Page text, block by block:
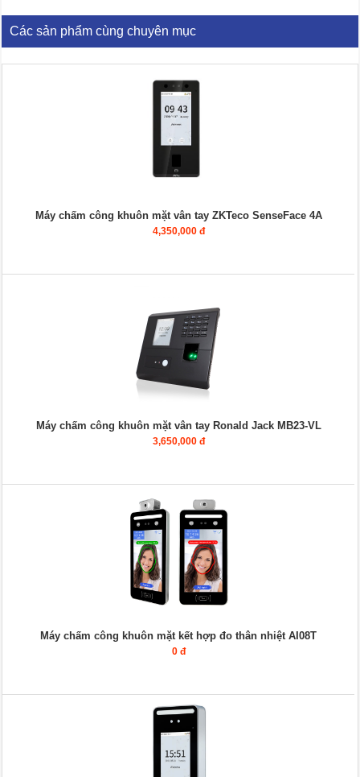
Các sản phẩm cùng chuyên mục
Máy chấm công khuôn mặt vân tay ZKTeco SenseFace 4A
4,350,000 đ
Máy chấm công khuôn mặt vân tay Ronald Jack MB23-VL
3,650,000 đ
Máy chấm công khuôn mặt kết hợp đo thân nhiệt AI08T
0 đ